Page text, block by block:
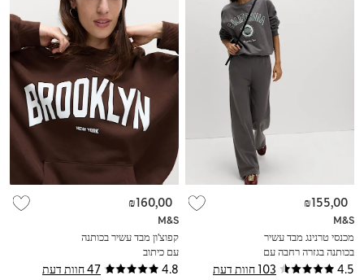
4.5 103 חוות דעת
M&S
מכנסי טרנינג מבד עשיר
בכותנה בגזרה רחבה עם
שרוך הידוק
₪155,00
4.8 47 חוות דעת
M&S
קפוצ'ון מבד עשיר בכותנה
עם כיתוב
₪160,00